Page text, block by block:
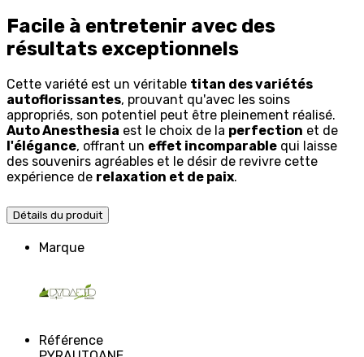
Facile à entretenir avec des
résultats exceptionnels
Cette variété est un véritable titan des variétés
autoflorissantes, prouvant qu'avec les soins
appropriés, son potentiel peut être pleinement réalisé.
Auto Anesthesia est le choix de la perfection et de
l'élégance, offrant un effet incomparable qui laisse
des souvenirs agréables et le désir de revivre cette
expérience de relaxation et de paix.
Détails du produit
Marque
Référence